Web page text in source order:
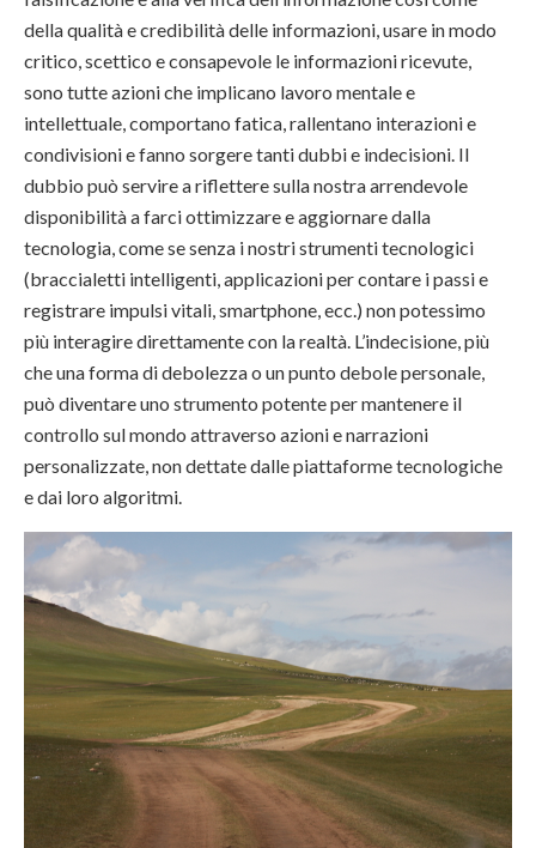
della qualità e credibilità delle informazioni, usare in modo
critico, scettico e consapevole le informazioni ricevute,
sono tutte azioni che implicano lavoro mentale e
intellettuale, comportano fatica, rallentano interazioni e
condivisioni e fanno sorgere tanti dubbi e indecisioni. Il
dubbio può servire a riflettere sulla nostra arrendevole
disponibilità a farci ottimizzare e aggiornare dalla
tecnologia, come se senza i nostri strumenti tecnologici
(braccialetti intelligenti, applicazioni per contare i passi e
registrare impulsi vitali, smartphone, ecc.) non potessimo
più interagire direttamente con la realtà. L’indecisione, più
che una forma di debolezza o un punto debole personale,
può diventare uno strumento potente per mantenere il
controllo sul mondo attraverso azioni e narrazioni
personalizzate, non dettate dalle piattaforme tecnologiche
e dai loro algoritmi.